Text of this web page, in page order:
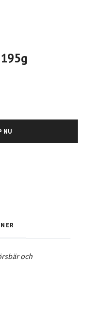
NU
och